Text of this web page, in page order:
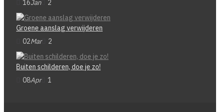
16Jan 2
Groene aanslag verwijderen
02Mar 2
Buiten schilderen, doe je zo!
08Apr 1